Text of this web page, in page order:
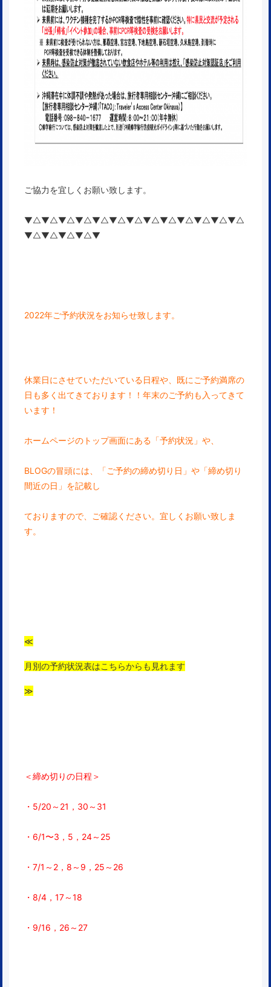
ご協力を宜しくお願い致します。
▼△▼△▼△▼△▼△▼△▼△▼△▼△▼△▼△▼△▼△
▼△▼△▼△▼△▼
2022年ご予約状況をお知らせ致します。
休業日にさせていただいている日程や、既にご予約満席の
日も多く出てきております！！年末のご予約も入ってきて
います！
ホームページのトップ画面にある「予約状況」や、
BLOGの冒頭には、「ご予約の締め切り日」や「締め切り
間近の日」を記載し
ておりますので、ご確認ください。宜しくお願い致しま
す。
≪
月別の予約状況表はこちらからも見れます
≫
＜締め切りの日程＞
・5/20～21， 30～31
・6/1〜3，5，24～25
・7/1～2，8～9 ，25～26
・8/4，17～18
・9/16，26～27